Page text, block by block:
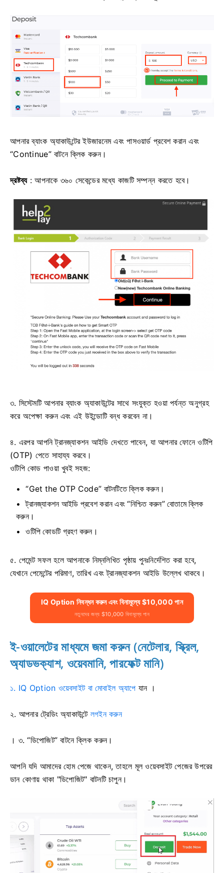
আপনার ব্যাংক অ্যাকাউন্টের ইউজারনেম এবং পাসওয়ার্ড প্রবেশ করান এবং
“Continue” বাটনে ক্লিক করুন।
দ্রষ্টব্য: আপনাকে ৩৬০ সেকেন্ডের মধ্যে কাজটি সম্পন্ন করতে হবে।
৩. সিস্টেমটি আপনার ব্যাংক অ্যাকাউন্টের সাথে সংযুক্ত হওয়া পর্যন্ত অনুগ্রহ
করে অপেক্ষা করুন এবং এই উইন্ডোটি বন্ধ করবেন না।
৪. এরপর আপনি ট্রানজ্যাকশন আইডি দেখতে পাবেন, যা আপনার ফোনে ওটিপি
(OTP) পেতে সাহায্য করবে।
ওটিপি কোড পাওয়া খুবই সহজ:
“Get the OTP Code” বাটনটিতে ক্লিক করুন।
ট্রানজ্যাকশন আইডি প্রবেশ করান এবং “নিশ্চিত করুন” বোতামে ক্লিক
করুন।
ওটিপি কোডটি গ্রহণ করুন।
৫. পেমেন্ট সফল হলে আপনাকে নিম্নলিখিত পৃষ্ঠায় পুনঃনির্দেশিত করা হবে,
যেখানে পেমেন্টের পরিমাণ, তারিখ এবং ট্রানজ্যাকশন আইডি উল্লেখ থাকবে।
IQ Option নিবন্ধন করুন এবং বিনামূল্যে $10,000 পান
নতুনদের জন্য $10,000 বিনামূল্যে পান
ই-ওয়ালেটের মাধ্যমে জমা করুন (নেটেলার, স্ক্রিল,
অ্যাডভক্যাশ, ওয়েবমানি, পারফেক্ট মানি)
১. IQ Option ওয়েবসাইট বা মোবাইল অ্যাপে যান ।
২. আপনার ট্রেডিং অ্যাকাউন্টে লগইন করুন
। ৩. “ডিপোজিট” বাটনে ক্লিক করুন।
আপনি যদি আমাদের হোম পেজে থাকেন, তাহলে মূল ওয়েবসাইট পেজের উপরের
ডান কোণায় থাকা "ডিপোজিট" বাটনটি চাপুন।